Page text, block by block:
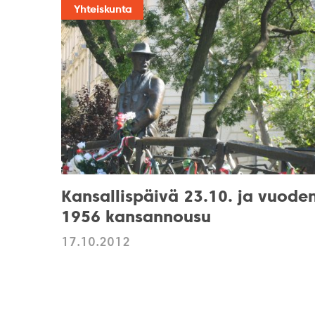
Yhteiskunta
Kansallispäivä 23.10. ja
1956 kansannousu
17.10.2012